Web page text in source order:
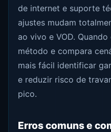
de internet e suporte
ajustes mudam
ao vivo e VOD.
método e compara
mais fácil identificar
e reduzir risco de
pico.
Erros comuns e